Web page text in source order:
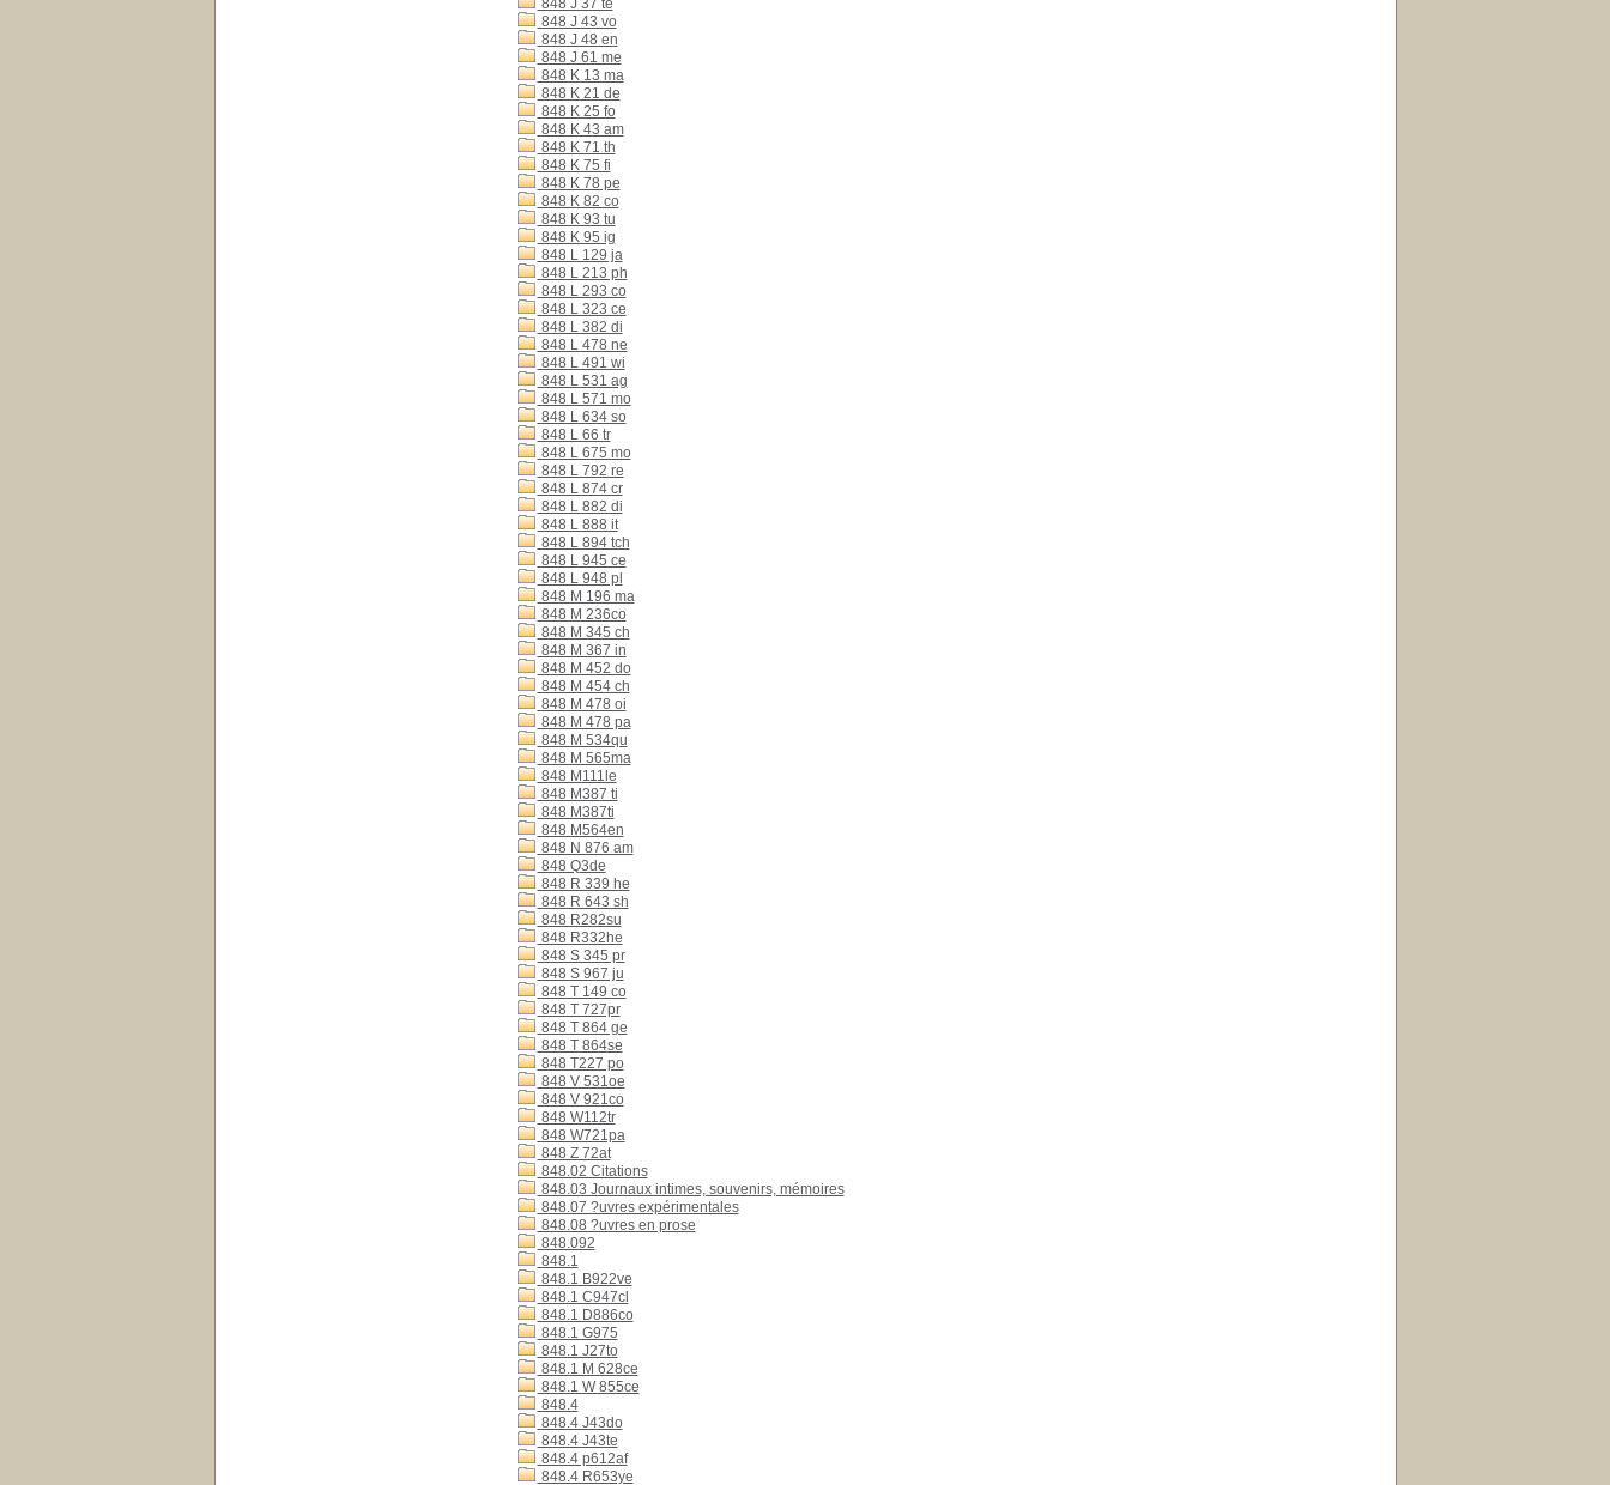
848 J 37 te
848 J 43 vo
848 J 48 en
848 J 61 me
848 K 13 ma
848 K 21 de
848 K 25 fo
848 K 43 am
848 K 71 th
848 K 75 fi
848 K 78 pe
848 K 82 co
848 K 93 tu
848 K 95 ig
848 L 129 ja
848 L 213 ph
848 L 293 co
848 L 323 ce
848 L 382 di
848 L 478 ne
848 L 491 wi
848 L 531 ag
848 L 571 mo
848 L 634 so
848 L 66 tr
848 L 675 mo
848 L 792 re
848 L 874 cr
848 L 882 di
848 L 888 it
848 L 894 tch
848 L 945 ce
848 L 948 pl
848 M 196 ma
848 M 236co
848 M 345 ch
848 M 367 in
848 M 452 do
848 M 454 ch
848 M 478 oi
848 M 478 pa
848 M 534qu
848 M 565ma
848 M111le
848 M387 ti
848 M387ti
848 M564en
848 N 876 am
848 Q3de
848 R 339 he
848 R 643 sh
848 R282su
848 R332he
848 S 345 pr
848 S 967 ju
848 T 149 co
848 T 727pr
848 T 864 ge
848 T 864se
848 T227 po
848 V 531oe
848 V 921co
848 W112tr
848 W721pa
848 Z 72at
848.02 Citations
848.03 Journaux intimes, souvenirs, mémoires
848.07 ?uvres expérimentales
848.08 ?uvres en prose
848.092
848.1
848.1 B922ve
848.1 C947cl
848.1 D886co
848.1 G975
848.1 J27to
848.1 M 628ce
848.1 W 855ce
848.4
848.4 J43do
848.4 J43te
848.4 p612af
848.4 R653ye